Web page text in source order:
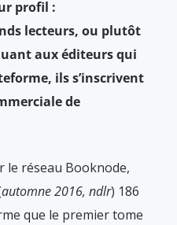
profil :
lecteurs, ou plutôt
aux éditeurs qui
ils s’inscrivent
de
le réseau Booknode,
automne 2016, ndlr) 186
que le premier tome